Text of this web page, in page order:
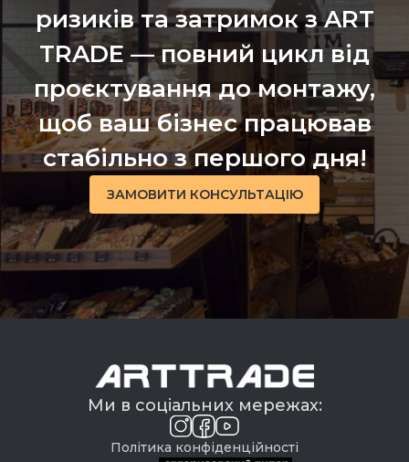
ризиків та затримок з ART
TRADE — повний цикл від
проєктування до монтажу,
щоб ваш бізнес працював
стабільно з першого дня!
ЗАМОВИТИ КОНСУЛЬТАЦІЮ
Ми в соціальних мережах:
Політика конфіденційності